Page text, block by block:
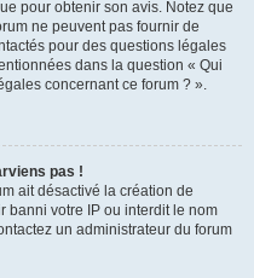
pour obtenir son avis. Notez que
ne peuvent pas fournir de
pour des questions légales
dans la question « Qui
concernant ce forum ? ».
pas !
ait désactivé la création de
banni votre IP ou interdit le nom
un administrateur du forum